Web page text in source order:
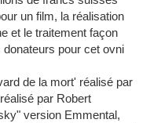
un film, la réalisation
et le traitement façon
pour cet ovni
de la mort' réalisé par
par Robert
version Emmental,